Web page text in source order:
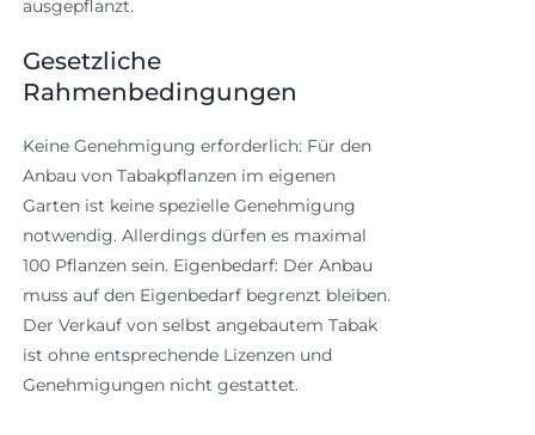
ausgepflanzt.
Gesetzliche
Rahmenbedingungen
Keine Genehmigung erforderlich: Für den
Anbau von Tabakpflanzen im eigenen
Garten ist keine spezielle Genehmigung
notwendig. Allerdings dürfen es maximal
100 Pflanzen sein. Eigenbedarf: Der Anbau
muss auf den Eigenbedarf begrenzt bleiben.
Der Verkauf von selbst angebautem Tabak
ist ohne entsprechende Lizenzen und
Genehmigungen nicht gestattet.